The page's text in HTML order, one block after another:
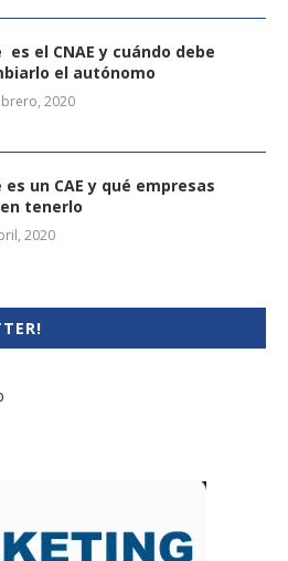
es el CNAE y cuándo debe
el autónomo
2020
es un CAE y qué empresas
tenerlo
2020